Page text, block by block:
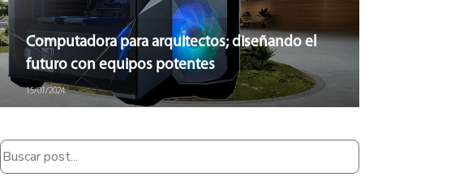
Computadora para arquitectos; diseñando el
futuro con equipos potentes
15/01/2024